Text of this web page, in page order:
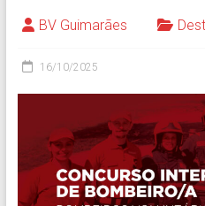
BV Guimarães
16/10/2025